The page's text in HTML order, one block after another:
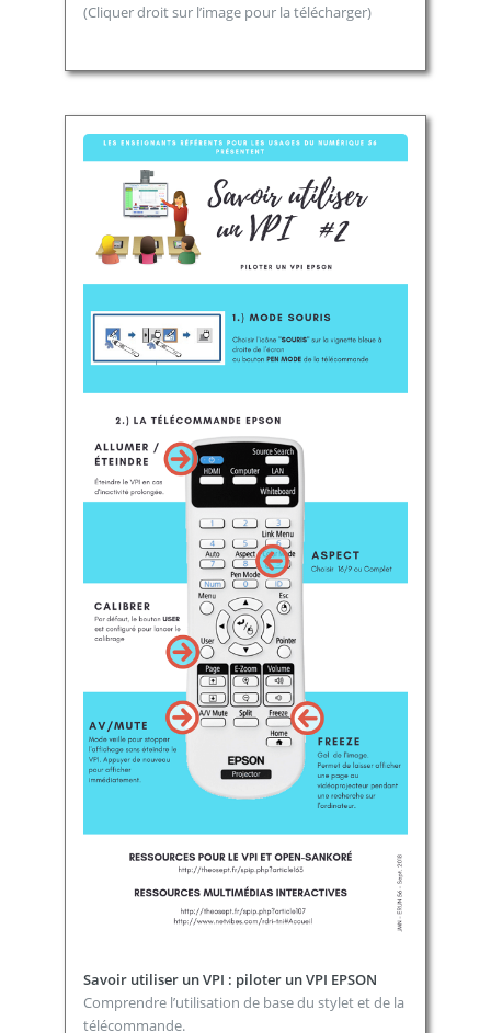
(Cliquer droit sur l’image pour la télécharger)
Savoir utiliser un VPI : piloter un VPI EPSON
Comprendre l’utilisation de base du stylet et de la
télécommande.